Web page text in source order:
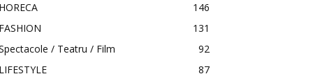
HORECA
146
FASHION
131
/ Teatru / Film
92
LIFESTYLE
87